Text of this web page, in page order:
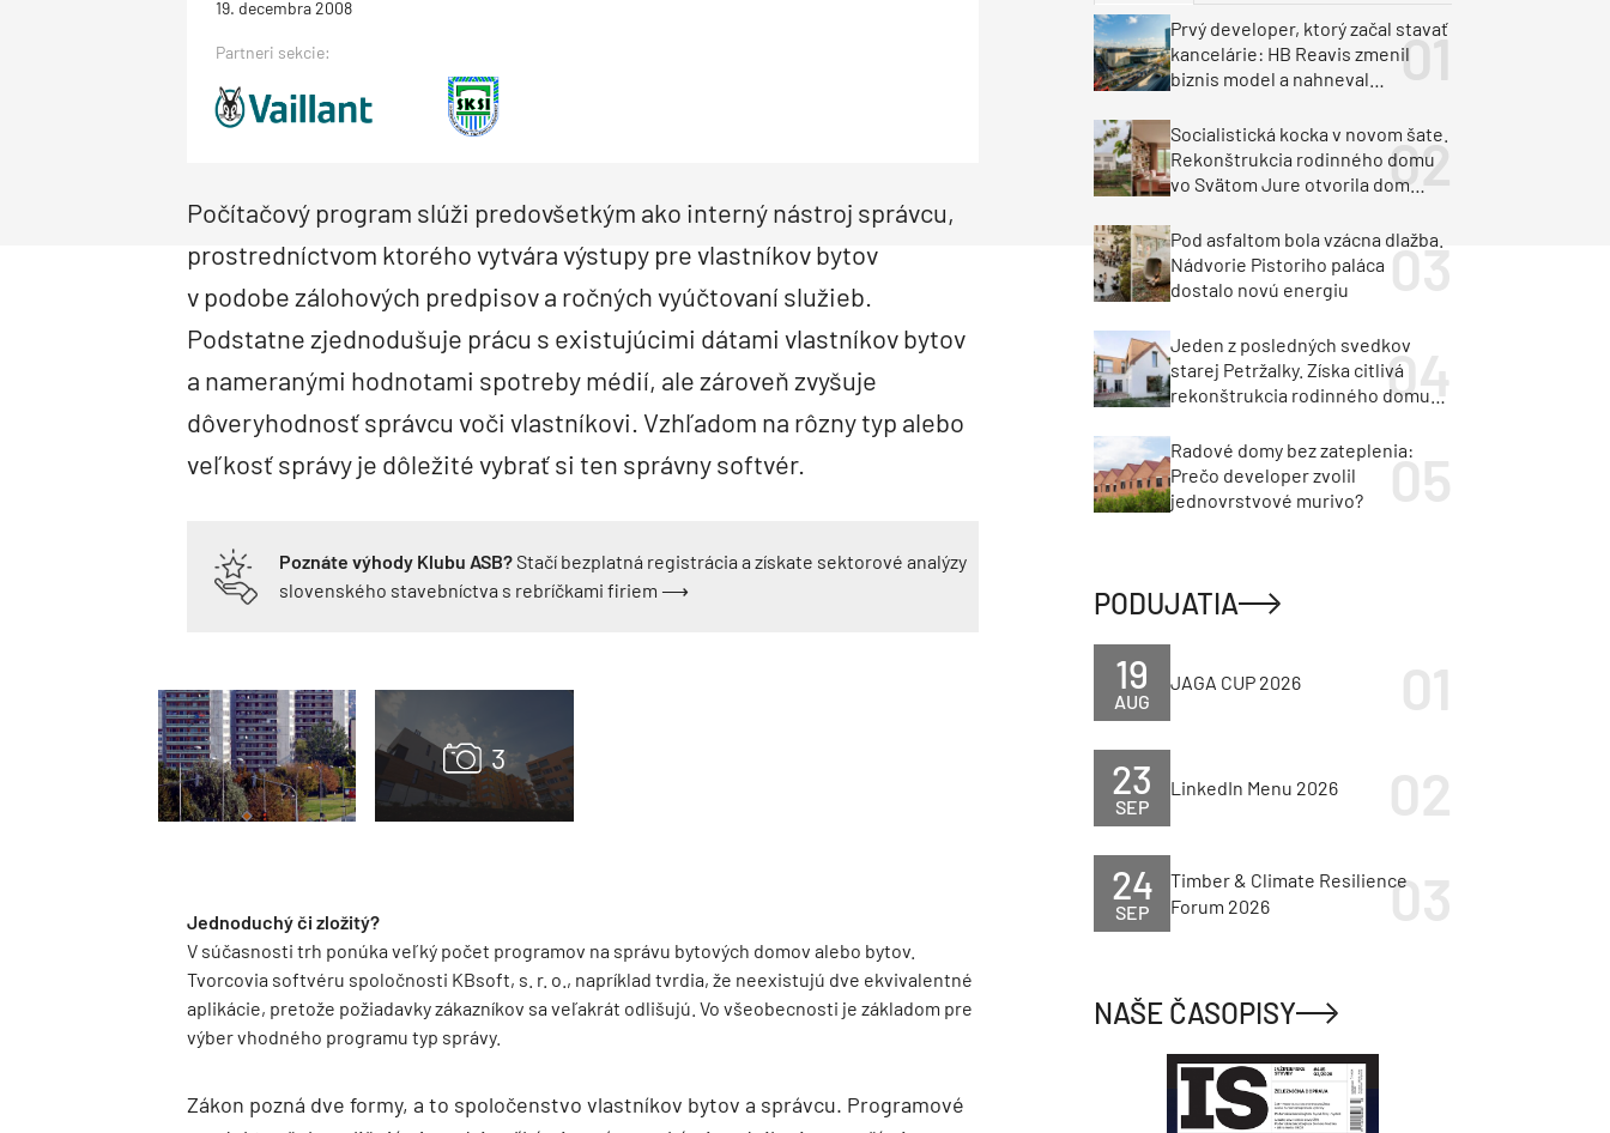
Priemyselné objekty
Rodinné domy
Bungalovy
Klimatizácia a vetranie
Správa budov
Facility management
Správa bytových domov
Obnova bytových domov
Priemysel a logistikaDopravné stavby
Deti a architektúra Manažérsky kurz Milan Murcka
19. decembra 2008
Partneri sekcie:
Počítačový program slúži predovšetkým ako interný nástroj správcu,
prostredníctvom ktorého vytvára výstupy pre vlastníkov bytov
v podobe zálohových predpisov a ročných vyúčtovaní služieb.
Podstatne zjednodušuje prácu s existujúcimi dátami vlastníkov bytov
a nameranými hodnotami spotreby médií, ale zároveň zvyšuje
dôveryhodnosť správcu voči vlastníkovi. Vzhľadom na rôzny typ alebo
veľkosť správy je dôležité vybrať si ten správny softvér.
Poznáte výhody Klubu ASB?Stačí bezplatná registrácia a získate sektorové analýzy
slovenského stavebníctva s rebríčkami firiem ⟶
Jednoduchý či zložitý?
V súčasnosti trh ponúka veľký počet programov na správu bytových domov alebo bytov.
Tvorcovia softvéru spoločnosti KBsoft, s. r. o., napríklad tvrdia, že neexistujú dve ekvivalentné
aplikácie, pretože požiadavky zákazníkov sa veľakrát odlišujú. Vo všeobecnosti je základom pre
výber vhodného programu typ správy.
Zákon pozná dve formy, a to spoločenstvo vlastníkov bytov a správcu. Programové
Prvý developer, ktorý začal stavať
kancelárie: HB Reavis zmenil
biznis model a nahneval
Socialistická kocka v novom šate.
Rekonštrukcia rodinného domu
vo Svätom Jure otvorila dom
Pod asfaltom bola vzácna dlažba.
Nádvorie Pistoriho paláca
dostalo novú energiu
Jeden z posledných svedkov
starej Petržalky. Získa citlivá
rekonštrukcia rodinného domu
Radové domy bez zateplenia:
Prečo developer zvolil
jednovrstvové murivo?
PODUJATIA
AUG
19 JAGA CUP 2026
SEP
23 LinkedIn Menu 2026
SEP
24
Timber & Climate Resilience
Forum 2026
NAŠE ČASOPISY